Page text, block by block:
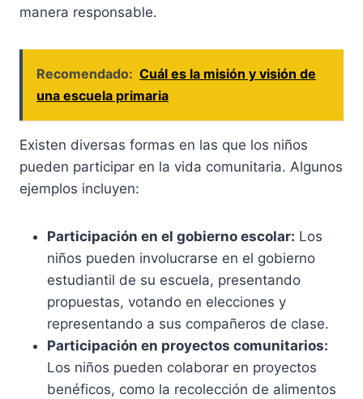
manera responsable.
Recomendado: Cuál es la misión y visión de
una escuela primaria
Existen diversas formas en las que los niños
pueden participar en la vida comunitaria. Algunos
ejemplos incluyen:
Participación en el gobierno escolar: Los
niños pueden involucrarse en el gobierno
estudiantil de su escuela, presentando
propuestas, votando en elecciones y
representando a sus compañeros de clase.
Participación en proyectos comunitarios:
Los niños pueden colaborar en proyectos
benéficos, como la recolección de alimentos